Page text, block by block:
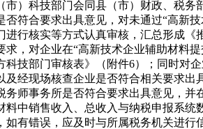
市）科技部门会同县（市）财政、税
否符合要求出具意见，对未通过“高新
进行核实等方式认真审核，汇总形成
求，对企业在“高新技术企业辅助材料
科技部门审核表》（附件6）；同时对
及经现场核查企业是否符合相关要求出
务师事务所是否符合要求出具意见，
料中销售收入、总收入与纳税申报系
如有错误，应及时与所属税务机关进行